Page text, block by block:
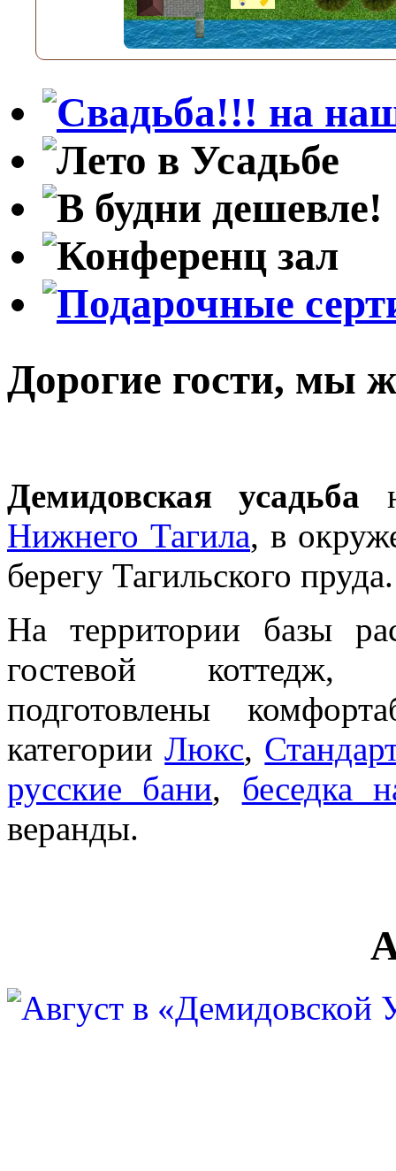
Дорогие гости, мы
Демидовская усадьба
Нижнего Тагила, в
берегу Тагильского
На территории базы
гостевой
подготовлены
категорииЛюкс,
русские бани, беседка
веранды.